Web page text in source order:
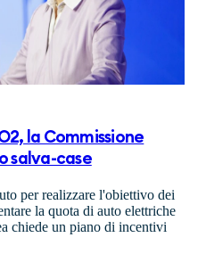
la Commissione
salva-case
per realizzare l'obiettivo dei
la quota di auto elettriche
chiede un piano di incentivi